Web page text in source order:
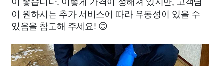
이 원하시는 추가 서비스에 따라 유동성이 있을 수
있음을 참고해 주세요! 😊